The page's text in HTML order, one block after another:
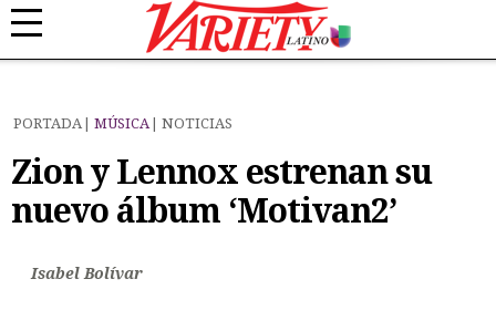
PORTADA MÚSICA NOTICIAS
Zion y Lennox estrenan su
nuevo álbum ‘Motivan2’
Isabel Bolívar